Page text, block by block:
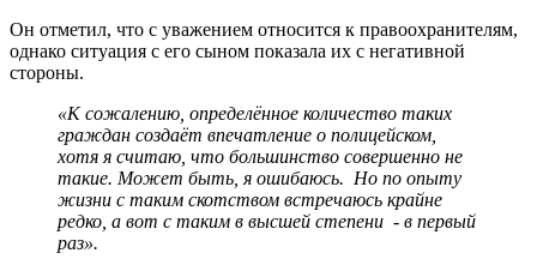
Он отметил, что с уважением относится к правоохранителям,
однако ситуация с его сыном показала их с негативной
стороны.
«К сожалению, определённое количество таких
граждан создаёт впечатление о полицейском,
хотя я считаю, что большинство совершенно не
такие. Может быть, я ошибаюсь. Но по опыту
жизни с таким скотством встречаюсь крайне
редко, а вот с таким в высшей степени - в первый
раз».